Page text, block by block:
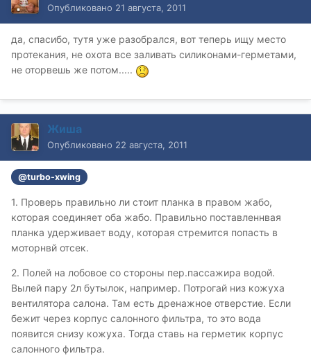
Опубликовано 21 августа, 2011
да, спасибо, тутя уже разобрался, вот теперь ищу место
протекания, не охота все заливать силиконами-герметами,
не оторвешь же потом.....
Жиша
Опубликовано 22 августа, 2011
@turbo-xwing
1. Проверь правильно ли стоит планка в правом жабо,
которая соединяет оба жабо. Правильно поставленнвая
планка удерживает воду, которая стремится попасть в
моторнвй отсек.
2. Полей на лобовое со стороны пер.пассажира водой.
Вылей пару 2л бутылок, например. Потрогай низ кожуха
вентилятора салона. Там есть дренажное отверстие. Если
бежит через корпус салонного фильтра, то это вода
появится снизу кожуха. Тогда ставь на герметик корпус
салонного фильтра.